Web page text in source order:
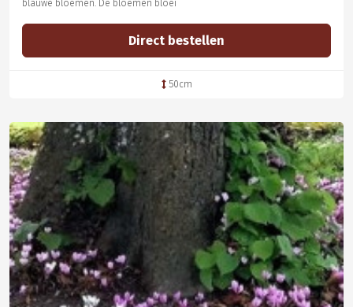
blauwe bloemen. De bloemen bloei
Direct bestellen
50cm